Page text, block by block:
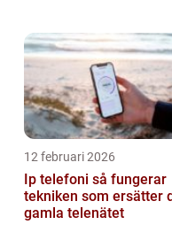
kan finnas olika
12 februari 2026
Ip telefoni så fungerar
tekniken som ersätter
gamla telenätet